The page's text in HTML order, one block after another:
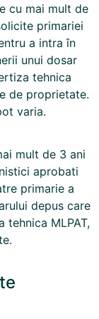
cu mai mult de
primariei
a intra în
unui dosar
tehnica
de proprietate.
varia.
mult de 3 ani
aprobati
primarie a
depus care
tehnica MLPAT,